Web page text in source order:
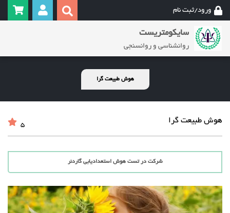
ورود/ثبت نام
سایکومتریست
روانشناسی و روانسنجی
هوش طبیعت گرا
هوش طبیعت گرا 5
شرکت در تست هوش استعدادیابی گاردنر